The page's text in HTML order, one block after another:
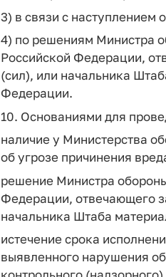
3) в связи с наступлением
4) по решениям Министра
Российской Федерации,
(сил), или начальника
Федерации.
10. Основаниями для
наличие у Министерства
об угрозе причинения
решение Министра
Федерации, отвечающего
начальника Штаба
истечение срока
выявленного нарушения